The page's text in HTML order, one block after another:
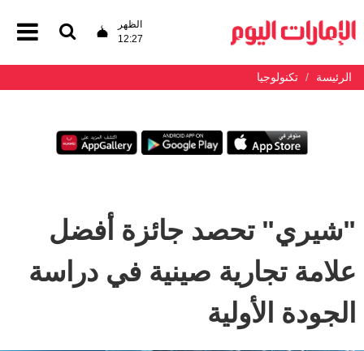
الظهر
12:27
الرئيسة تكنولوجيا
"شيري" تحصد جائزة أفضل
علامة تجارية صينية في دراسة
الجودة الأولية